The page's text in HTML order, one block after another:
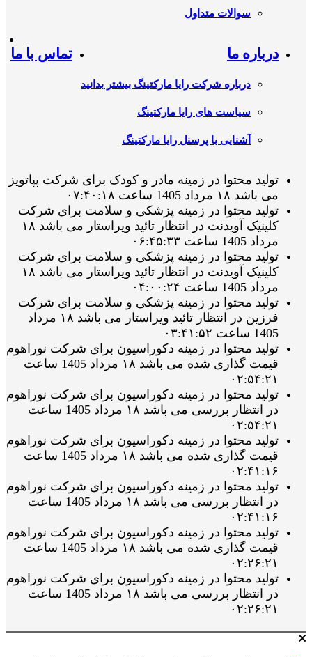
سوالات متداول
درباره ما
درباره شرکت رایا مارکتینگ بیشتر بدانید
سیاست های رایا مارکتینگ
آشنایی با پرسنل رایا مارکتینگ
تماس با ما
تولید محتوا در زمینه مادر و کودک برای شرکت پپاتویز
می باشد ۱۸ مرداد 1405 ساعت ۰۷:۴۰:۱۸
تولید محتوا در زمینه پزشکی و سلامت برای شرکت
کلینیک آویدنت در انتظار تائید ویراستار می باشد ۱۸
مرداد 1405 ساعت ۰۶:۴۵:۳۳
تولید محتوا در زمینه پزشکی و سلامت برای شرکت
کلینیک آویدنت در انتظار تائید ویراستار می باشد ۱۸
مرداد 1405 ساعت ۰۴:۰۰:۲۴
تولید محتوا در زمینه پزشکی و سلامت برای شرکت
فرزین در انتظار تائید ویراستار می باشد ۱۸ مرداد
1405 ساعت ۰۳:۴۱:۵۲
تولید محتوا در زمینه دکوراسیون برای شرکت نوراهوم
قیمت گذاری شده می باشد ۱۸ مرداد 1405 ساعت
۰۲:۵۴:۲۱
تولید محتوا در زمینه دکوراسیون برای شرکت نوراهوم
در انتظار بررسی می باشد ۱۸ مرداد 1405 ساعت
۰۲:۵۴:۲۱
تولید محتوا در زمینه دکوراسیون برای شرکت نوراهوم
قیمت گذاری شده می باشد ۱۸ مرداد 1405 ساعت
۰۲:۴۱:۱۶
تولید محتوا در زمینه دکوراسیون برای شرکت نوراهوم
در انتظار بررسی می باشد ۱۸ مرداد 1405 ساعت
۰۲:۴۱:۱۶
تولید محتوا در زمینه دکوراسیون برای شرکت نوراهوم
قیمت گذاری شده می باشد ۱۸ مرداد 1405 ساعت
۰۲:۲۶:۲۱
تولید محتوا در زمینه دکوراسیون برای شرکت نوراهوم
در انتظار بررسی می باشد ۱۸ مرداد 1405 ساعت
۰۲:۲۶:۲۱